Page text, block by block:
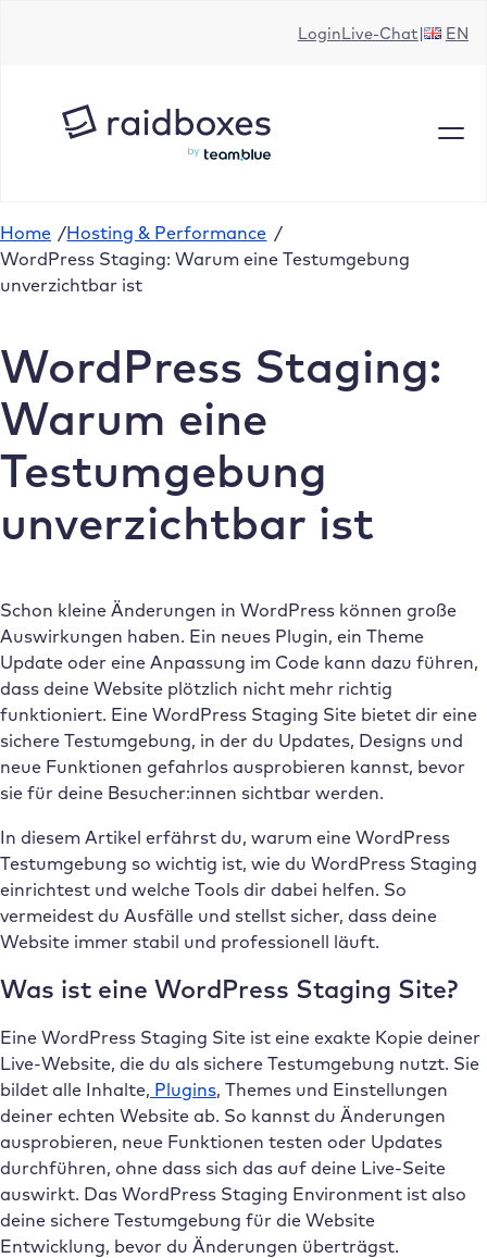
LoginLive-Chat EN
Home /Hosting & Performance /
WordPress Staging: Warum eine Testumgebung
unverzichtbar ist
WordPress Staging:
Warum eine
Testumgebung
unverzichtbar ist
Schon kleine Änderungen in WordPress können große
Auswirkungen haben. Ein neues Plugin, ein Theme
Update oder eine Anpassung im Code kann dazu führen,
dass deine Website plötzlich nicht mehr richtig
funktioniert. Eine WordPress Staging Site bietet dir eine
sichere Testumgebung, in der du Updates, Designs und
neue Funktionen gefahrlos ausprobieren kannst, bevor
sie für deine Besucher:innen sichtbar werden.
In diesem Artikel erfährst du, warum eine WordPress
Testumgebung so wichtig ist, wie du WordPress Staging
einrichtest und welche Tools dir dabei helfen. So
vermeidest du Ausfälle und stellst sicher, dass deine
Website immer stabil und professionell läuft.
Was ist eine WordPress Staging Site?
Eine WordPress Staging Site ist eine exakte Kopie deiner
Live-Website, die du als sichere Testumgebung nutzt. Sie
bildet alle Inhalte, Plugins, Themes und Einstellungen
deiner echten Website ab. So kannst du Änderungen
ausprobieren, neue Funktionen testen oder Updates
durchführen, ohne dass sich das auf deine Live-Seite
auswirkt. Das WordPress Staging Environment ist also
deine sichere Testumgebung für die Website
Entwicklung, bevor du Änderungen überträgst.